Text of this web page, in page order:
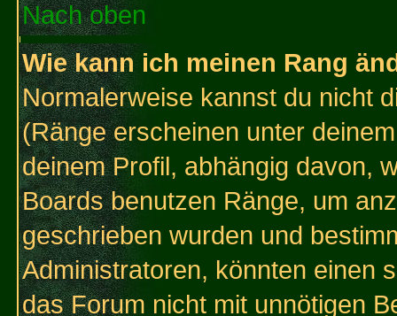
Nach oben
Wie kann ich meinen Rang
Normalerweise kannst du nicht
(Ränge erscheinen unter
deinem Profil, abhängig davon,
Boards benutzen Ränge, um
geschrieben wurden und
Administratoren, könnten einen
das Forum nicht mit unnötigen